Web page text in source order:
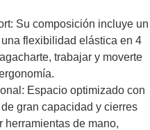
Su composición incluye un
flexibilidad elástica en 4
trabajar y moverte
Espacio optimizado con
gran capacidad y cierres
herramientas de mano,